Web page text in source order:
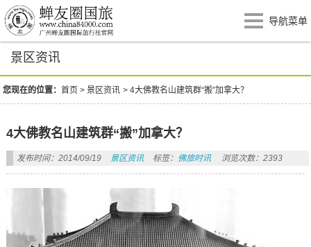
导航菜单
景区资讯
您现在的位置：首页 >景区资讯 >4大佛教名山建筑群“搬”加拿大？
4大佛教名山建筑群“搬”加拿大？
发布时间：2014/09/19 景区资讯 标签： 佛旅时讯 浏览次数：2393